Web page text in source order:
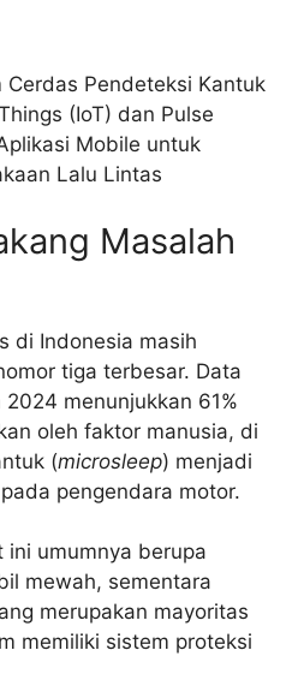
Cerdas Pendeteksi Kantuk
(IoT) dan Pulse
Mobile untuk
Lalu Lintas
Masalah
di Indonesia masih
tiga terbesar. Data
menunjukkan 61%
oleh faktor manusia, di
(microsleep) menjadi
pengendara motor.
ini umumnya berupa
mewah, sementara
merupakan mayoritas
memiliki sistem proteksi